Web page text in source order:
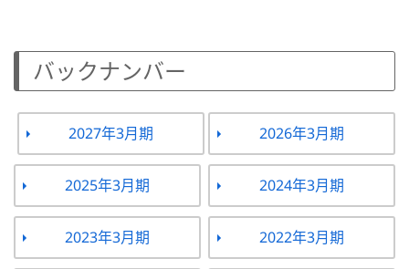
バックナンバー
2027年3月期 2026年3月期
2025年3月期 2024年3月期
2023年3月期 2022年3月期